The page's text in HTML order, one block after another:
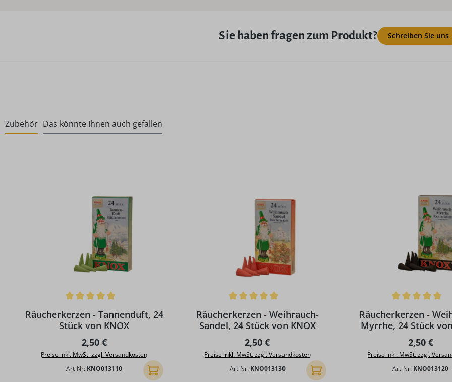
Sie haben fragen zum Produkt? Schreiben Sie uns
Zubehör Das könnte Ihnen auch gefallen
Räucherkerzen - Tannenduft, 24
Stück von KNOX
Regulärer Preis:
2,50 €
Preise inkl. MwSt. zzgl. Versandkosten
Art-Nr: KNO013110 In den Warenkorb
Räucherkerzen - Weihrauch-
Sandel, 24 Stück von KNOX
Regulärer Preis:
2,50 €
Preise inkl. MwSt. zzgl. Versandkosten
Art-Nr: KNO013130 In den Warenkorb
Räucherkerzen -
Myrrhe, 24 Stück
Regulärer
2,50 €
Preise inkl. MwSt. zzgl.
Art-Nr: KNO013120